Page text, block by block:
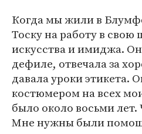
Когда мы жили в
Тоску на работу в свою
искусства и имиджа.
дефиле, отвечала за
давала уроки этикета.
костюмером на всех
было около восьми лет.
Мне нужны были